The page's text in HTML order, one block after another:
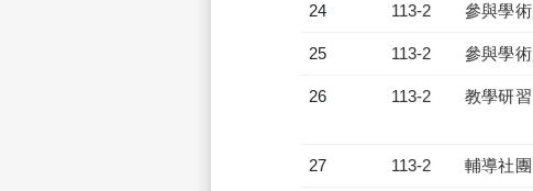
24 113-2 參與學
25 113-2 參與學
26 113-2 教學研習
27 113-2 輔導社團